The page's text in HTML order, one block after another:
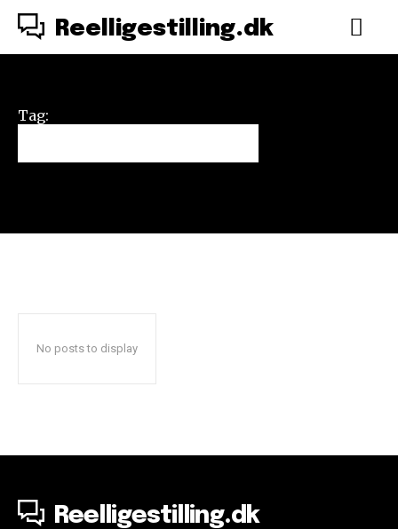
Reelligestilling.dk
Tag:
No posts to display
Reelligestilling.dk